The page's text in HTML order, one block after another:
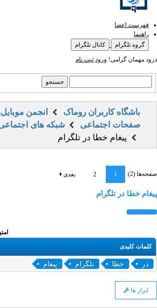
فهرست اعضا
راهنما
گروه تلگرام
کانال تلگرام
درود مهمان گرامی! ورود ثبت نام
باشگاه کاربران روماک
انجمن
صفحات اجتماعی
شبکه های
پیغام خطا در تلگرام
صفحه‌ها (2): 1
2 بعدی
پیغام خطا در تلگرام
کلمات کلیدی
در خطا تلگرام پیغام
ابزار ها